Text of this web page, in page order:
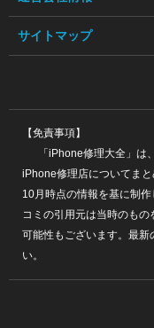
サイトマップ
【免責事項】
「iPhone修理大全」は、
iPhone修理店についてま
10月時点の情報を基に制
コミの引用元は当時のも
可能性もございます。最新
い。